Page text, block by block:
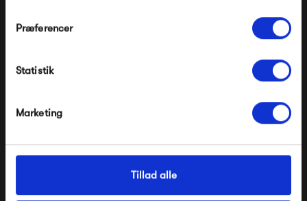
Præferencer
Statistik
Marketing
Tillad alle
Fatboy Headdemock
3 569,00 kr
Fatboy Headdemock
339,00 kr
*Ved at tilmelde dig accepterer du at modtage e-